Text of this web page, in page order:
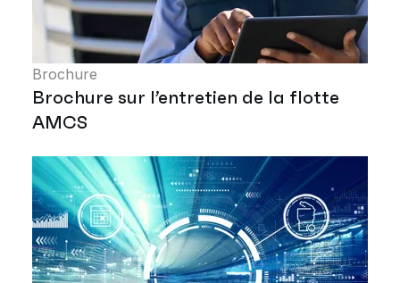
Brochure
Brochure sur l’entretien de la flotte
AMCS